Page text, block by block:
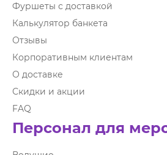
Фуршеты с доставкой
Калькулятор банкета
Отзывы
Корпоративным клиентам
О доставке
Скидки и акции
FAQ
Персонал для